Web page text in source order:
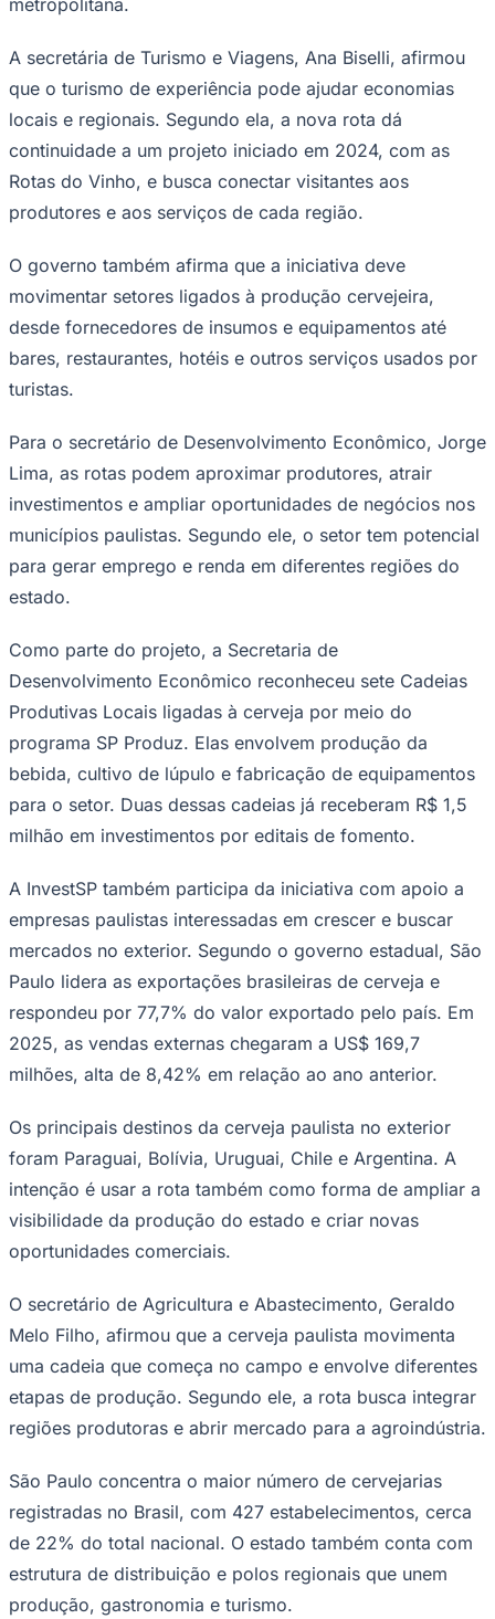
Corinthians
Palmeiras
São Paulo
A secretária de Turismo e Viagens, Ana Biselli, afirmou
que o turismo de experiência pode ajudar economias
locais e regionais. Segundo ela, a nova rota dá
continuidade a um projeto iniciado em 2024, com as
Rotas do Vinho, e busca conectar visitantes aos
produtores e aos serviços de cada região.
O governo também afirma que a iniciativa deve
movimentar setores ligados à produção cervejeira,
desde fornecedores de insumos e equipamentos até
bares, restaurantes, hotéis e outros serviços usados por
turistas.
Para o secretário de Desenvolvimento Econômico, Jorge
Lima, as rotas podem aproximar produtores, atrair
investimentos e ampliar oportunidades de negócios nos
municípios paulistas. Segundo ele, o setor tem potencial
para gerar emprego e renda em diferentes regiões do
estado.
Como parte do projeto, a Secretaria de
Desenvolvimento Econômico reconheceu sete Cadeias
Produtivas Locais ligadas à cerveja por meio do
programa SP Produz. Elas envolvem produção da
bebida, cultivo de lúpulo e fabricação de equipamentos
para o setor. Duas dessas cadeias já receberam R$ 1,5
milhão em investimentos por editais de fomento.
A InvestSP também participa da iniciativa com apoio a
empresas paulistas interessadas em crescer e buscar
mercados no exterior. Segundo o governo estadual, São
Paulo lidera as exportações brasileiras de cerveja e
respondeu por 77,7% do valor exportado pelo país. Em
2025, as vendas externas chegaram a US$ 169,7
milhões, alta de 8,42% em relação ao ano anterior.
Os principais destinos da cerveja paulista no exterior
foram Paraguai, Bolívia, Uruguai, Chile e Argentina. A
intenção é usar a rota também como forma de ampliar a
visibilidade da produção do estado e criar novas
oportunidades comerciais.
O secretário de Agricultura e Abastecimento, Geraldo
Melo Filho, afirmou que a cerveja paulista movimenta
uma cadeia que começa no campo e envolve diferentes
etapas de produção. Segundo ele, a rota busca integrar
regiões produtoras e abrir mercado para a agroindústria.
São Paulo concentra o maior número de cervejarias
registradas no Brasil, com 427 estabelecimentos, cerca
de 22% do total nacional. O estado também conta com
estrutura de distribuição e polos regionais que unem
produção, gastronomia e turismo.